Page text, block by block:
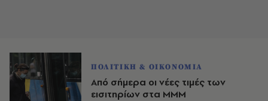
ΠΟΛΙΤΙΚΗ & ΟΙΚΟΝΟΜΙΑ
Από σήμερα οι νέες τιμές των
εισιτηρίων στα ΜΜΜ